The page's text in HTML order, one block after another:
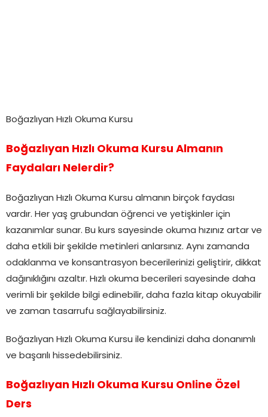
Boğazlıyan Hızlı Okuma Kursu
Boğazlıyan Hızlı Okuma Kursu Almanın
Faydaları Nelerdir?
Boğazlıyan Hızlı Okuma Kursu almanın birçok faydası
vardır. Her yaş grubundan öğrenci ve yetişkinler için
kazanımlar sunar. Bu kurs sayesinde okuma hızınız artar ve
daha etkili bir şekilde metinleri anlarsınız. Aynı zamanda
odaklanma ve konsantrasyon becerilerinizi geliştirir, dikkat
dağınıklığını azaltır. Hızlı okuma becerileri sayesinde daha
verimli bir şekilde bilgi edinebilir, daha fazla kitap okuyabilir
ve zaman tasarrufu sağlayabilirsiniz.
Boğazlıyan Hızlı Okuma Kursu ile kendinizi daha donanımlı
ve başarılı hissedebilirsiniz.
Boğazlıyan Hızlı Okuma Kursu Online Özel
Ders